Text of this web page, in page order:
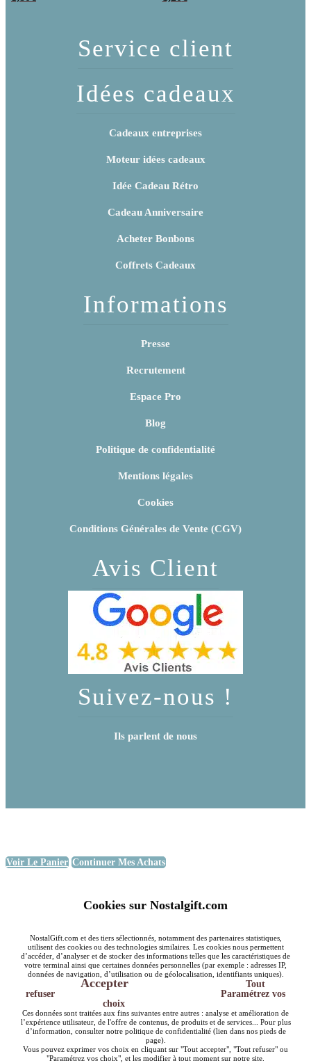
Service client
Idées cadeaux
Cadeaux entreprises
Moteur idées cadeaux
Idée Cadeau Rétro
Cadeau Anniversaire
Acheter Bonbons
Coffrets Cadeaux
Informations
Presse
Recrutement
Espace Pro
Blog
Politique de confidentialité
Mentions légales
Cookies
Conditions Générales de Vente (CGV)
Avis Client
Suivez-nous !
Ils parlent de nous
Voir Le Panier Continuer Mes Achats
Cookies sur Nostalgift.com
NostalGift.com et des tiers sélectionnés, notamment des partenaires statistiques,
utilisent des cookies ou des technologies similaires. Les cookies nous permettent
d’accéder, d’analyser et de stocker des informations telles que les caractéristiques de
votre terminal ainsi que certaines données personnelles (par exemple : adresses IP,
données de navigation, d’utilisation ou de géolocalisation, identifiants uniques).
Accepter
Tout
refuser
Paramétrez vos
choix
Ces données sont traitées aux fins suivantes entre autres : analyse et amélioration de
l’expérience utilisateur, de l'offre de contenus, de produits et de services... Pour plus
d’information, consulter notre politique de confidentialité (lien dans nos pieds de
page).
Vous pouvez exprimer vos choix en cliquant sur "Tout accepter", "Tout refuser" ou
"Paramétrez vos choix", et les modifier à tout moment sur notre site.